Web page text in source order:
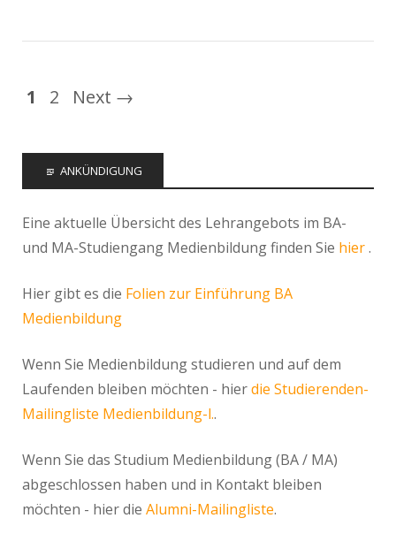
1 2 Next →
ANKÜNDIGUNG
Eine aktuelle Übersicht des Lehrangebots im BA-
und MA-Studiengang Medienbildung finden Sie hier.
Hier gibt es die Folien zur Einführung BA
Medienbildung
Wenn Sie Medienbildung studieren und auf dem
Laufenden bleiben möchten - hierdie Studierenden-
Mailingliste Medienbildung-l..
Wenn Sie das Studium Medienbildung (BA / MA)
abgeschlossen haben und in Kontakt bleiben
möchten - hier die Alumni-Mailingliste.